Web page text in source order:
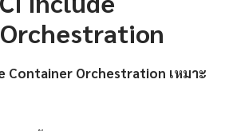
Container Orchestration เหมาะ